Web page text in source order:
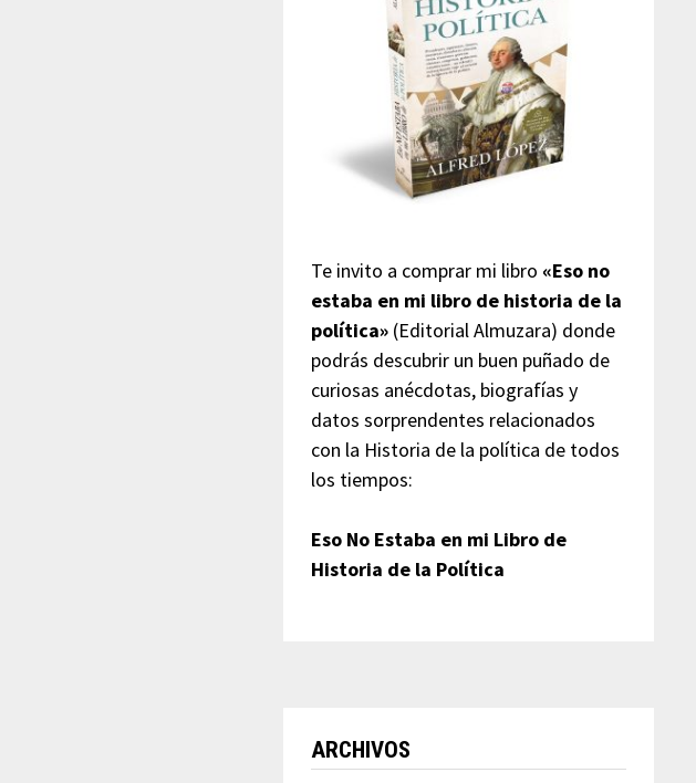
Te invito a comprar mi libro «Eso no
estaba en mi libro de historia de la
política»(Editorial Almuzara) donde
podrás descubrir un buen puñado de
curiosas anécdotas, biografías y
datos sorprendentes relacionados
con la Historia de la política de todos
los tiempos:
Eso No Estaba en mi Libro de
Historia de la Política
ARCHIVOS